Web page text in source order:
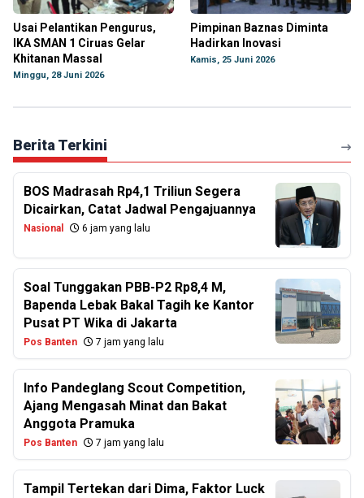
Usai Pelantikan Pengurus,
IKA SMAN 1 Ciruas Gelar
Khitanan Massal
Minggu, 28 Juni 2026
Pimpinan Baznas Diminta
Hadirkan Inovasi
Kamis, 25 Juni 2026
Berita Terkini
BOS Madrasah Rp4,1 Triliun Segera
Dicairkan, Catat Jadwal Pengajuannya
Nasional 6 jam yang lalu
Soal Tunggakan PBB-P2 Rp8,4 M,
Bapenda Lebak Bakal Tagih ke Kantor
Pusat PT Wika di Jakarta
Pos Banten 7 jam yang lalu
Info Pandeglang Scout Competition,
Ajang Mengasah Minat dan Bakat
Anggota Pramuka
Pos Banten 7 jam yang lalu
Tampil Tertekan dari Dima, Faktor Luck